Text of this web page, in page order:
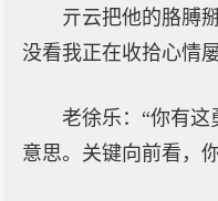
亓云把他的胳膊
没看我正在收拾心情
老徐乐：“你有
意思。关键向前看，